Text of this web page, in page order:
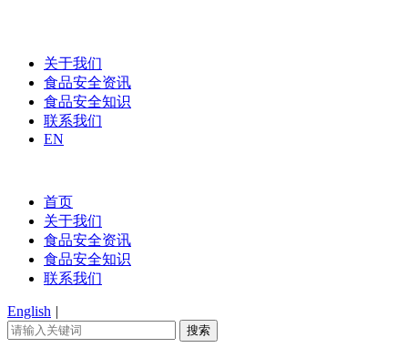
关于我们
食品安全资讯
食品安全知识
联系我们
EN
首页
关于我们
食品安全资讯
食品安全知识
联系我们
English |